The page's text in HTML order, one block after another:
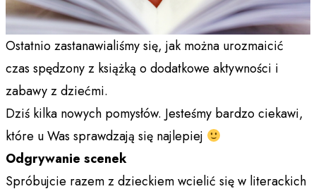
Ostatnio zastanawialiśmy się, jak można urozmaicić
czas spędzony z książką o dodatkowe aktywności i
zabawy z dziećmi.
Dziś kilka nowych pomysłów. Jesteśmy bardzo ciekawi,
które u Was sprawdzają się najlepiej
Odgrywanie scenek
Spróbujcie razem z dzieckiem wcielić się w literackich